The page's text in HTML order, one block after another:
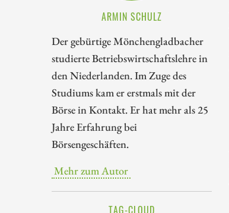
ARMIN SCHULZ
Der gebürtige Mönchengladbacher
studierte Betriebswirtschaftslehre in
den Niederlanden. Im Zuge des
Studiums kam er erstmals mit der
Börse in Kontakt. Er hat mehr als 25
Jahre Erfahrung bei
Börsengeschäften.
Mehr zum Autor
TAG-CLOUD